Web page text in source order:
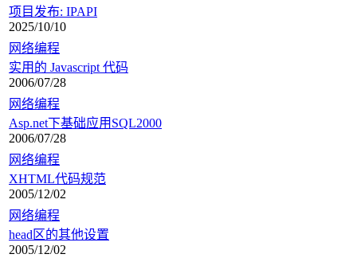
项目发布: IPAPI
2025/10/10
网络编程
实用的 Javascript 代码
2006/07/28
网络编程
Asp.net下基础应用SQL2000
2006/07/28
网络编程
XHTML代码规范
2005/12/02
网络编程
head区的其他设置
2005/12/02